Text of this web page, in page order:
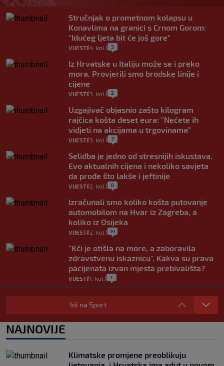
Stručnjak o prometnom kolapsu u
Konavlima na granici s Crnom Gorom:
"Idućeg ljeta bit će još gore"
VIJESTI 4. kol. 3
Iz Hrvatske u Italiju može se i preko
mora. Provjerili smo brodske linije i
cijene
VIJESTI 3. kol. 2
Uzgajivač objasnio zašto kilogram
rajčica košta deset eura: "Nećete ih
vidjeti na akcijama u trgovinama"
VIJESTI 3. kol. 7
Selidba je jedno od stresnijih iskustava.
Evo aktualnih cijena i nekoliko savjeta
da prođe što lakše i jeftinije
VIJESTI 2. kol. 0
Izračunali smo koliko košta putovanje
automobilom na Hvar iz Zagreba, a
koliko iz Osijeka
VIJESTI 2. kol. 14
"Kći je otišla na more, a zaboravila
zdravstvenu iskaznicu". Kakva su prava
pacijenata izvan mjesta prebivališta?
VIJESTI 1. kol. 1
Provjerili smo "što ćemo onda" ako
Plenković na 15 dana ukine mjere: "Ne bi
se dogodilo ništa. Vlada se zaljubila u te
intervencije"
Analitičar o Mostu: Oni su u yin-yang
poziciji i imaju drugog najpoznatijeg
Idi na Sport
NAJNOVIJE
Klimatske promjene preoblikuju